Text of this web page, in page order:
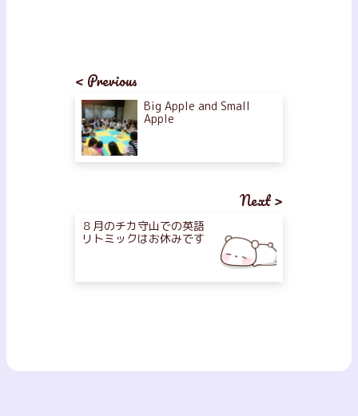
< Previous
Big Apple and Small
Apple
Next >
８月のチカ守山での英語
リトミックはお休みです